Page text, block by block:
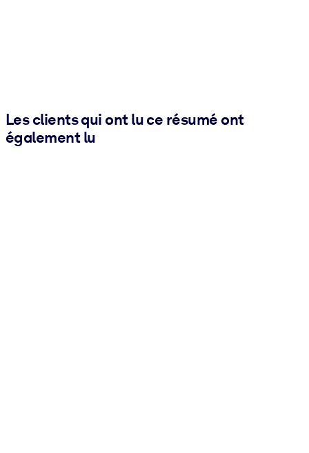
Les clients qui ont lu ce résumé ont
également lu